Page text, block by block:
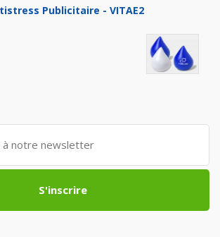
Publicitaire - VITAE2
S'inscrire